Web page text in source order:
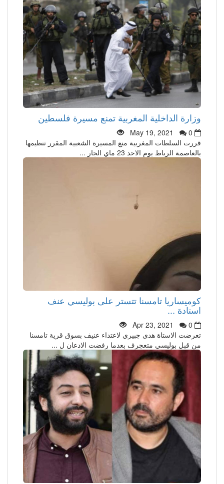
وزارة الداخلية المغربية تمنع مسيرة فلسطين
May 19, 2021
0
قررت السلطات المغربية منع المسيرة الشعبية المقرر تنظيمها
بالعاصمة الرباط يوم الاحد 23 ماي الجار ...
كوميساريا تامسنا تتستر على بوليسي عنف
استادة ...
Apr 23, 2021
0
تعرضت الاستاة هدى جبيري لاعتداء عنيف بسوق قرية تامسنا
من قبل بوليسي متعجرف بعدما رفضت الادعان ل ...